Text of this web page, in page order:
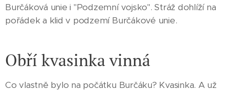
Burčáková unie i "Podzemní vojsko". Stráž dohlíží na
pořádek a klid v podzemí Burčákové unie.
Obří kvasinka vinná
Co vlastně bylo na počátku Burčáku? Kvasinka. A už